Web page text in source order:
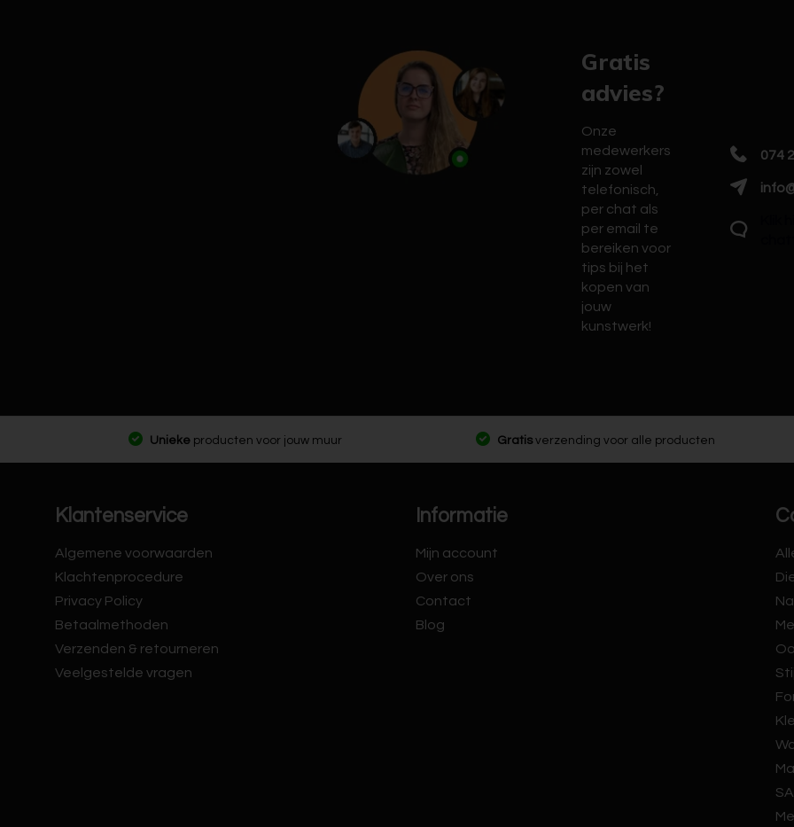
Gratis
advies?
Onze
medewerkers
zijn zowel
telefonisch,
per chat als
per email te
bereiken voor
tips bij het
kopen van
jouw
kunstwerk!
074
Unieke producten voor jouw muur Gratis verzending voor alle producten
Klantenservice
Algemene voorwaarden
Klachtenprocedure
Privacy Policy
Betaalmethoden
Verzenden & retourneren
Veelgestelde vragen
Informatie
Mijn account
Over ons
Contact
Blog